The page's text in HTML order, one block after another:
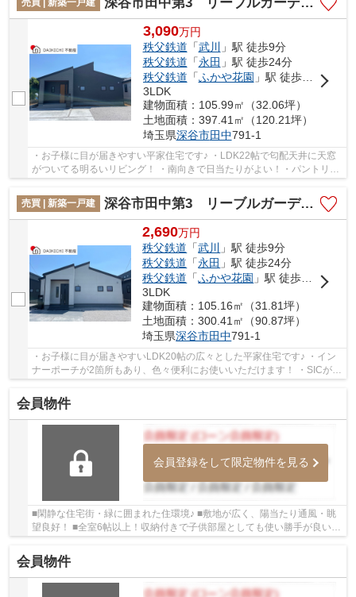
3,090万円
秩父鉄道 「武川
」駅 徒歩9分
秩父鉄道 「永田 」駅 徒歩24分
秩父鉄道 「ふかや花園 」駅 徒歩35分
3LDK
建物面積：105.99㎡（32.06坪）
土地面積：397.41㎡（120.21坪）
埼玉県深谷市田中791-1
・お子様に目が届きやすい平家住宅です♪ ・LDK22帖で匂配天井に天窓
がついてる明るいリビング！ ・南向きで日当たりがよい！・パントリー
もあっておしゃれ♪ 「今から見たい！」大歓迎...
売買 | 新築一戸建
深谷市田中第3 リーブルガーデン 新築戸建 全3棟 2号棟
2,690万円
秩父鉄道 「武川 」駅 徒歩9分
秩父鉄道 「永田 」駅 徒歩24分
秩父鉄道 「ふかや花園 」駅 徒歩35分
3LDK
建物面積：105.16㎡（31.81坪）
土地面積：300.41㎡（90.87坪）
埼玉県深谷市田中791-1
・お子様に目が届きやすいLDK20帖の広々とした平家住宅です♪ ・イン
ナーポーチが2箇所もあり、色々便利にお使いいただけます！ ・SICがあ
るので、玄関いつでもスッキリ綺麗にできます♪...
会員物件
会員登録をして限定物件を見る
■閑静な住宅街・緑に囲まれた住環境♪ ■敷地が広く、陽当たり通風・眺
望良好！ ■全室6帖以上！収納付きで子供部屋としても使い勝手が良いで
会員物件